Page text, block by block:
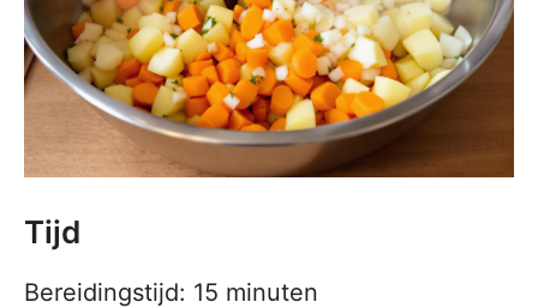
Tijd
Bereidingstijd: 15 minuten